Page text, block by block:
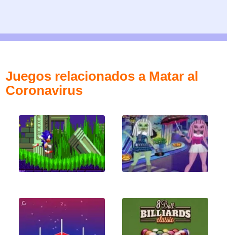
Juegos relacionados a Matar al
Coronavirus